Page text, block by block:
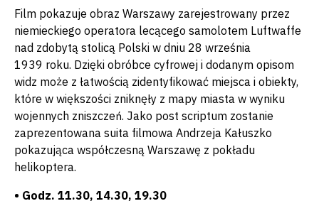
Film pokazuje obraz Warszawy zarejestrowany przez
niemieckiego operatora lecącego samolotem Luftwaffe
nad zdobytą stolicą Polski w dniu 28 września
1939 roku. Dzięki obróbce cyfrowej i dodanym opisom
widz może z łatwością zidentyfikować miejsca i obiekty,
które w większości zniknęły z mapy miasta w wyniku
wojennych zniszczeń. Jako post scriptum zostanie
zaprezentowana suita filmowa Andrzeja Kałuszko
pokazująca współczesną Warszawę z pokładu
helikoptera.
• Godz. 11.30, 14.30, 19.30